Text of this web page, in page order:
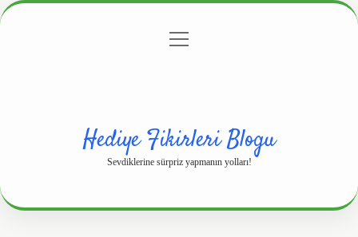
Gizlilik Politikası
menüyü
Hediye Fikirleri Blogu
Sevdiklerine sürpriz yapmanın yolları!